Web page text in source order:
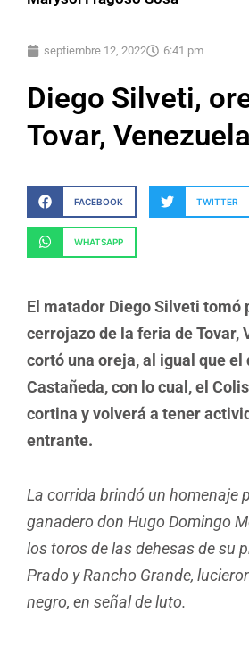
septiembre 12, 2022 6:41 pm
Diego Silveti,
Tovar, Venezuela
FACEBOOK TWITTER
WHATSAPP
El matador Diego Silveti tomó
cerrojazo de la feria de Tovar,
cortó una oreja, al igual que el
Castañeda, con lo cual, el
cortina y volverá a tener
entrante.
La corrida brindó un homenaje
ganadero don Hugo Domingo
los toros de las dehesas de su
Prado y Rancho Grande,
negro, en señal de luto.